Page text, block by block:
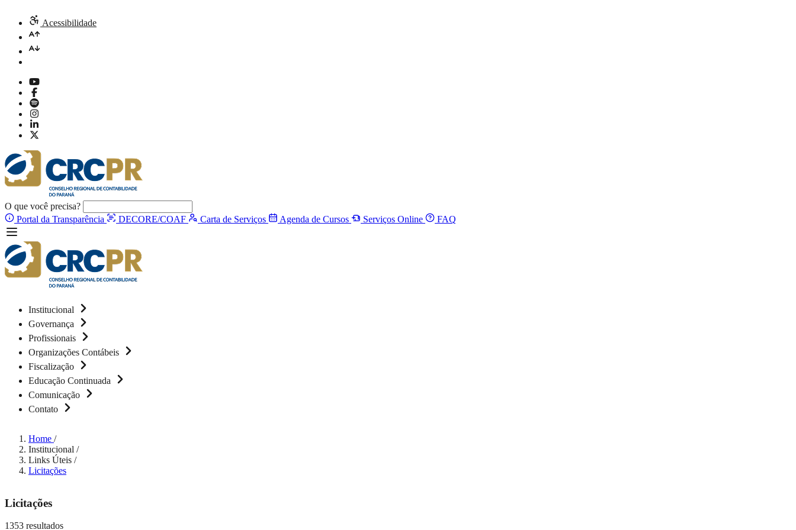
Acessibilidade
O que você precisa?
Portal da Transparência
DECORE/COAF Carta de Serviços Agenda de Cursos Serviços Online FAQ
Institucional
Governança
Profissionais
Organizações Contábeis
Fiscalização
Educação Continuada
Comunicação
Contato
Home /
Institucional /
Links Úteis /
Licitações
Licitações
1353 resultados